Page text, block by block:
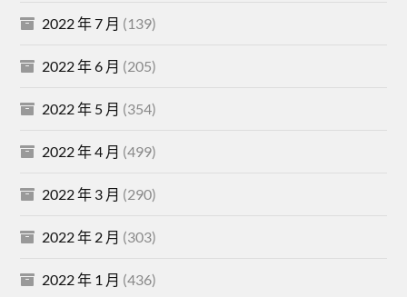
2022 年 7 月 (139)
2022 年 6 月 (205)
2022 年 5 月 (354)
2022 年 4 月 (499)
2022 年 3 月 (290)
2022 年 2 月 (303)
2022 年 1 月 (436)